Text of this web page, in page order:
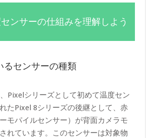
ンサーの仕組みを理解しよう
るセンサーの種類
Pixelシリーズとして初めて温度セン
たPixel 8シリーズの後継として、赤
モパイルセンサー）が背面カメラモ
れています。このセンサーは対象物